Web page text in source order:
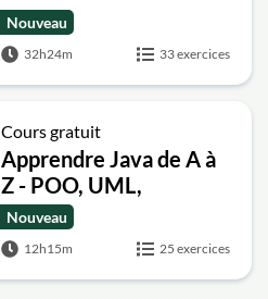
Nouveau
32h24m 33 exercices
Cours gratuit
Apprendre Java de A à
Z - POO, UML,
exceptions, collections
Nouveau
12h15m 25 exercices